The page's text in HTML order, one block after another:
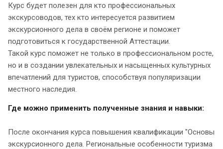
Курс будет полезен для кто профессиональных
экскурсоводов, тех кто интересуется развитием
экскурсионного дела в своём регионе и поможет
подготовиться к государственной Аттестации.
Такой курс поможет не только в профессиональном росте,
но и в создании увлекательных и насыщенных культурных
впечатлений для туристов, способствуя популяризации
местного наследия.
Где можно применить полученные знания и навыки:
После окончания курса повышения квалификации "Основы
экскурсионного дела. Региональные особенности туризма